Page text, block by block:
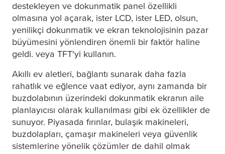
destekleyen ve dokunmatik panel özellikli
olmasına yol açarak, ister LCD, ister LED, olsun,
yenilikçi dokunmatik ve ekran teknolojisinin pazar
büyümesini yönlendiren önemli bir faktör haline
geldi. veya TFT'yi kullanın.
Akıllı ev aletleri, bağlantı sunarak daha fazla
rahatlık ve eğlence vaat ediyor, aynı zamanda bir
buzdolabının üzerindeki dokunmatik ekranın aile
planlayıcısı olarak kullanılması gibi ek özellikler de
sunuyor. Piyasada fırınlar, bulaşık makineleri,
buzdolapları, çamaşır makineleri veya güvenlik
sistemlerine yönelik çözümler de dahil olmak